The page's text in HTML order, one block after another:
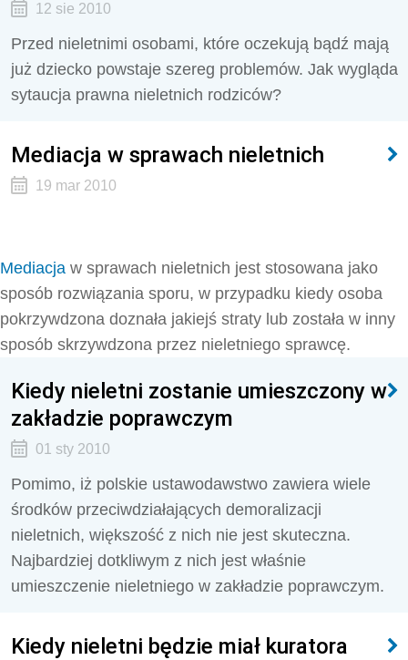
12 sie 2010
Przed nieletnimi osobami, które oczekują bądź mają
już dziecko powstaje szereg problemów. Jak wygląda
sytaucja prawna nieletnich rodziców?
Mediacja w sprawach nieletnich
19 mar 2010
Mediacja w sprawach nieletnich jest stosowana jako
sposób rozwiązania sporu, w przypadku kiedy osoba
pokrzywdzona doznała jakiejś straty lub została w inny
sposób skrzywdzona przez nieletniego sprawcę.
Kiedy nieletni zostanie umieszczony w
zakładzie poprawczym
01 sty 2010
Pomimo, iż polskie ustawodawstwo zawiera wiele
środków przeciwdziałających demoralizacji
nieletnich, większość z nich nie jest skuteczna.
Najbardziej dotkliwym z nich jest właśnie
umieszczenie nieletniego w zakładzie poprawczym.
Kiedy nieletni będzie miał kuratora